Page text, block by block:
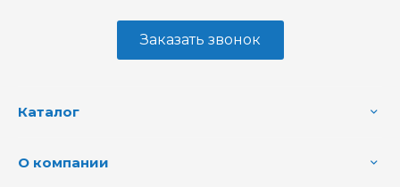
Заказать звонок
Каталог
О компании